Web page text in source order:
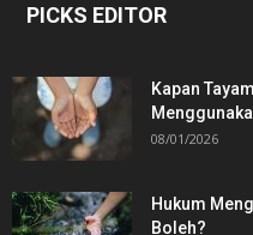
PICKS EDITOR
Kapan
08/01/2026
Hukum
Boleh?